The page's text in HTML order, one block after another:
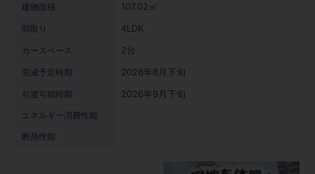
建物面積 107.02㎡
間取り 4LDK
カースペース 2台
完成予定時期 2026年8月下旬
引渡可能時期 2026年9月下旬
エネルギー消費性能
断熱性能